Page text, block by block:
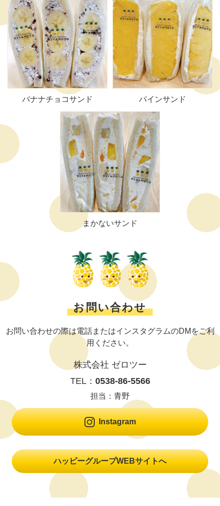
バナナチョコサンド パインサンド
まかないサンド
お問い合わせ
お問い合わせの際は電話またはインスタグラムのDMをご利
用ください。
株式会社 ゼロツー
TEL： 0538-86-5566
担当：青野
 Instagram
ハッピーグループWEBサイトへ